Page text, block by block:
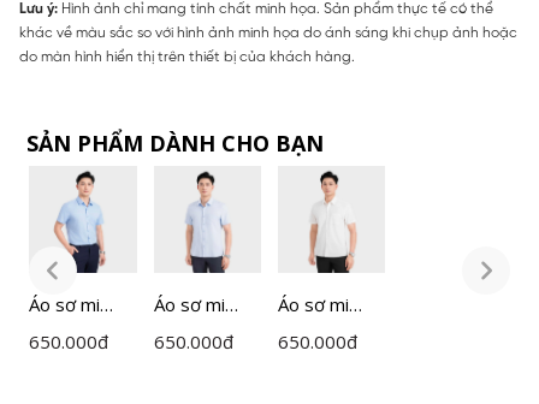
Lưu ý: Hình ảnh chỉ mang tính chất minh họa. Sản phẩm thực tế có thể
khác về màu sắc so với hình ảnh minh họa do ánh sáng khi chụp ảnh hoặc
do màn hình hiển thị trên thiết bị của khách hàng.
SẢN PHẨM DÀNH CHO BẠN
Áo sơ mi
ngắn tay
650.000đ
Áo sơ mi
ngắn tay
650.000đ
Áo sơ mi
ngắn tay
650.000đ